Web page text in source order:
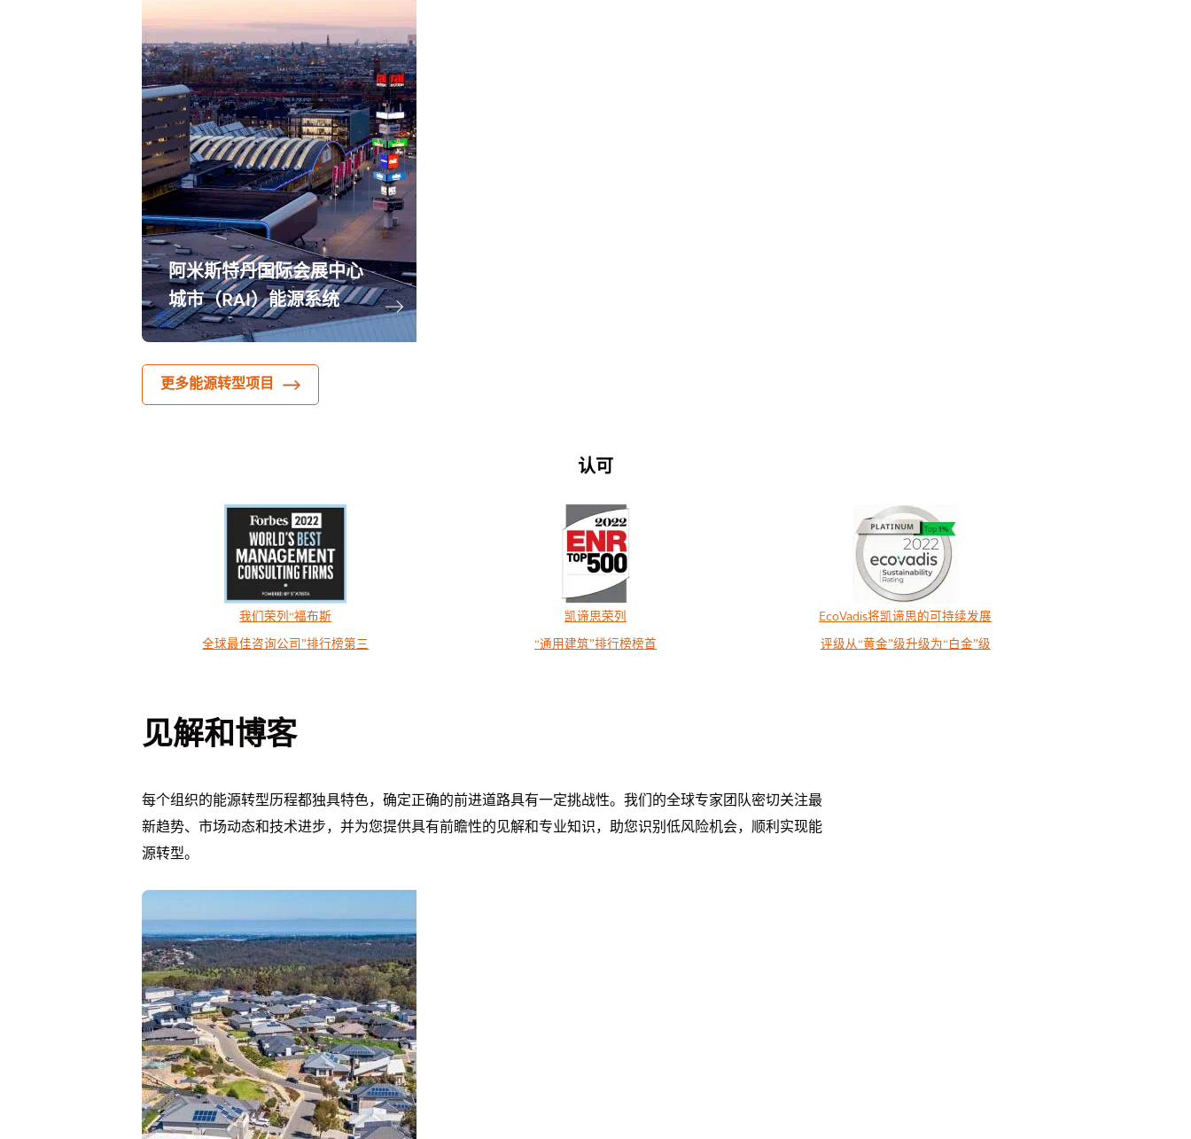
阿米斯特丹国际会展中心
城市（RAI）能源系统
更多能源转型项目
认可
我们荣列“福布斯
全球最佳咨询公司”排行榜第三
凯谛思荣列
“通用建筑”排行榜榜首
EcoVadis将凯谛思的可持续发展
评级从“黄金”级升级为“白金”级
见解和博客
每个组织的能源转型历程都独具特色，确定正确的前进道路具有一定挑战性。我们的全球专家团队密切关注最
新趋势、市场动态和技术进步，并为您提供具有前瞻性的见解和专业知识，助您识别低风险机会，顺利实现能
源转型。